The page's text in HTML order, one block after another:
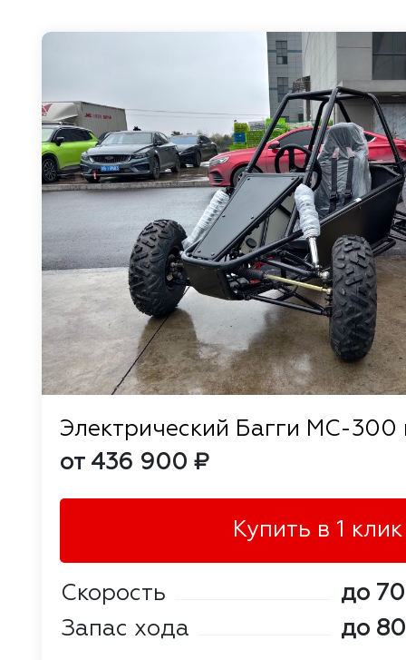
Электрический Багги MC-300
от 436 900 ₽
Купить в 1 клик
Скорость
до 70
Запас хода
до